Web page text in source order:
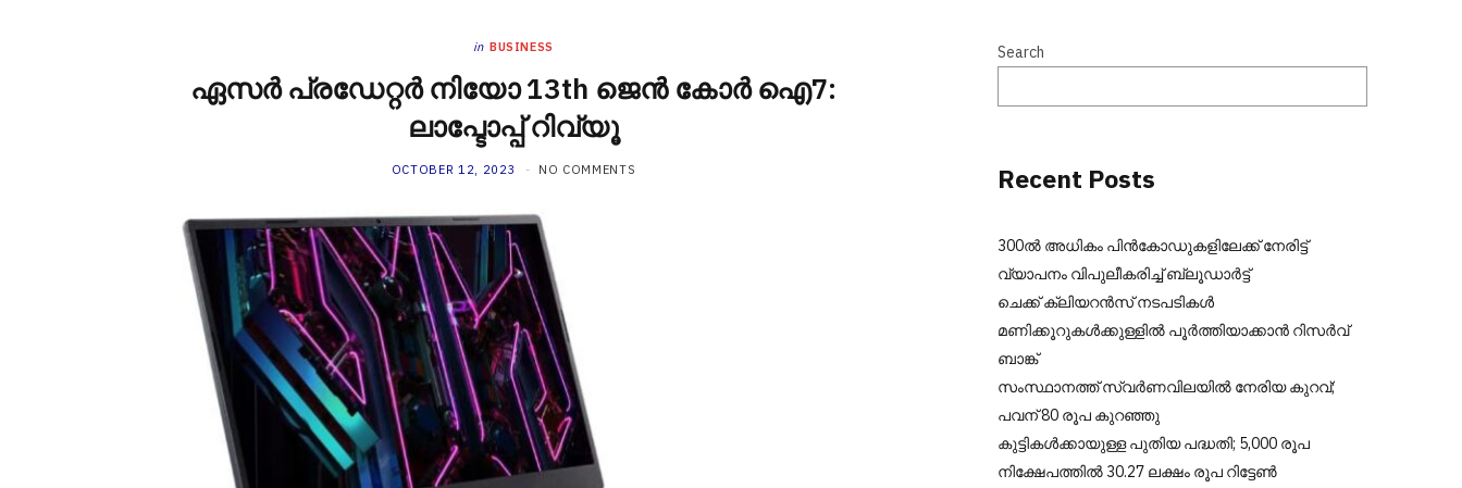
in BUSINESS
ഏസർ പ്രഡേറ്റർ നിയോ 13th ജെൻ കോർ ഐ7:
ലാപ്ടോപ്പ് റിവ്യൂ
OCTOBER 12, 2023 NO COMMENTS
Search
Recent Posts
300ല്‍ അധികം പിന്‍കോഡുകളിലേക്ക് നേരിട്ട്
വ്യാപനം വിപുലീകരിച്ച് ബ്ലൂഡാര്‍ട്ട്
ചെക്ക് ക്ലിയറന്‍സ് നടപടികള്‍
മണിക്കൂറുകള്‍ക്കുള്ളില്‍ പൂര്‍ത്തിയാക്കാന്‍ റിസര്‍വ്
ബാങ്ക്
സംസ്ഥാനത്ത് സ്വർണവിലയിൽ നേരിയ കുറവ്;
പവന് 80 രൂപ കുറഞ്ഞു
കുട്ടികൾക്കായുള്ള പുതിയ പദ്ധതി; 5,000 രൂപ
നിക്ഷേപത്തിൽ 30.27 ലക്ഷം രൂപ റിട്ടേൺ